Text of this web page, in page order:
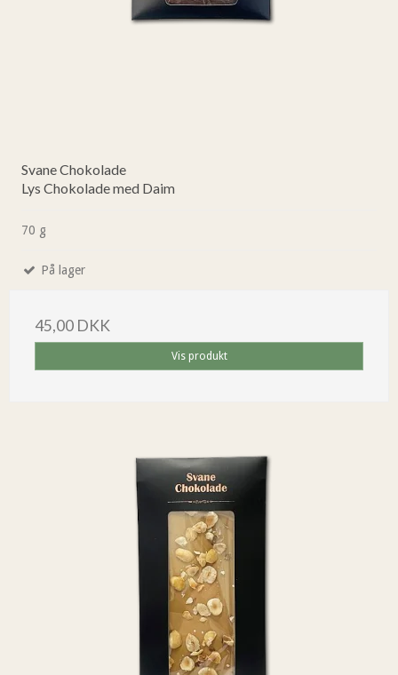
Svane Chokolade
Lys Chokolade med Daim
70 g
På lager
45,00 DKK
Vis produkt